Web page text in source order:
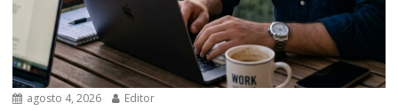
agosto 4, 2026 Editor